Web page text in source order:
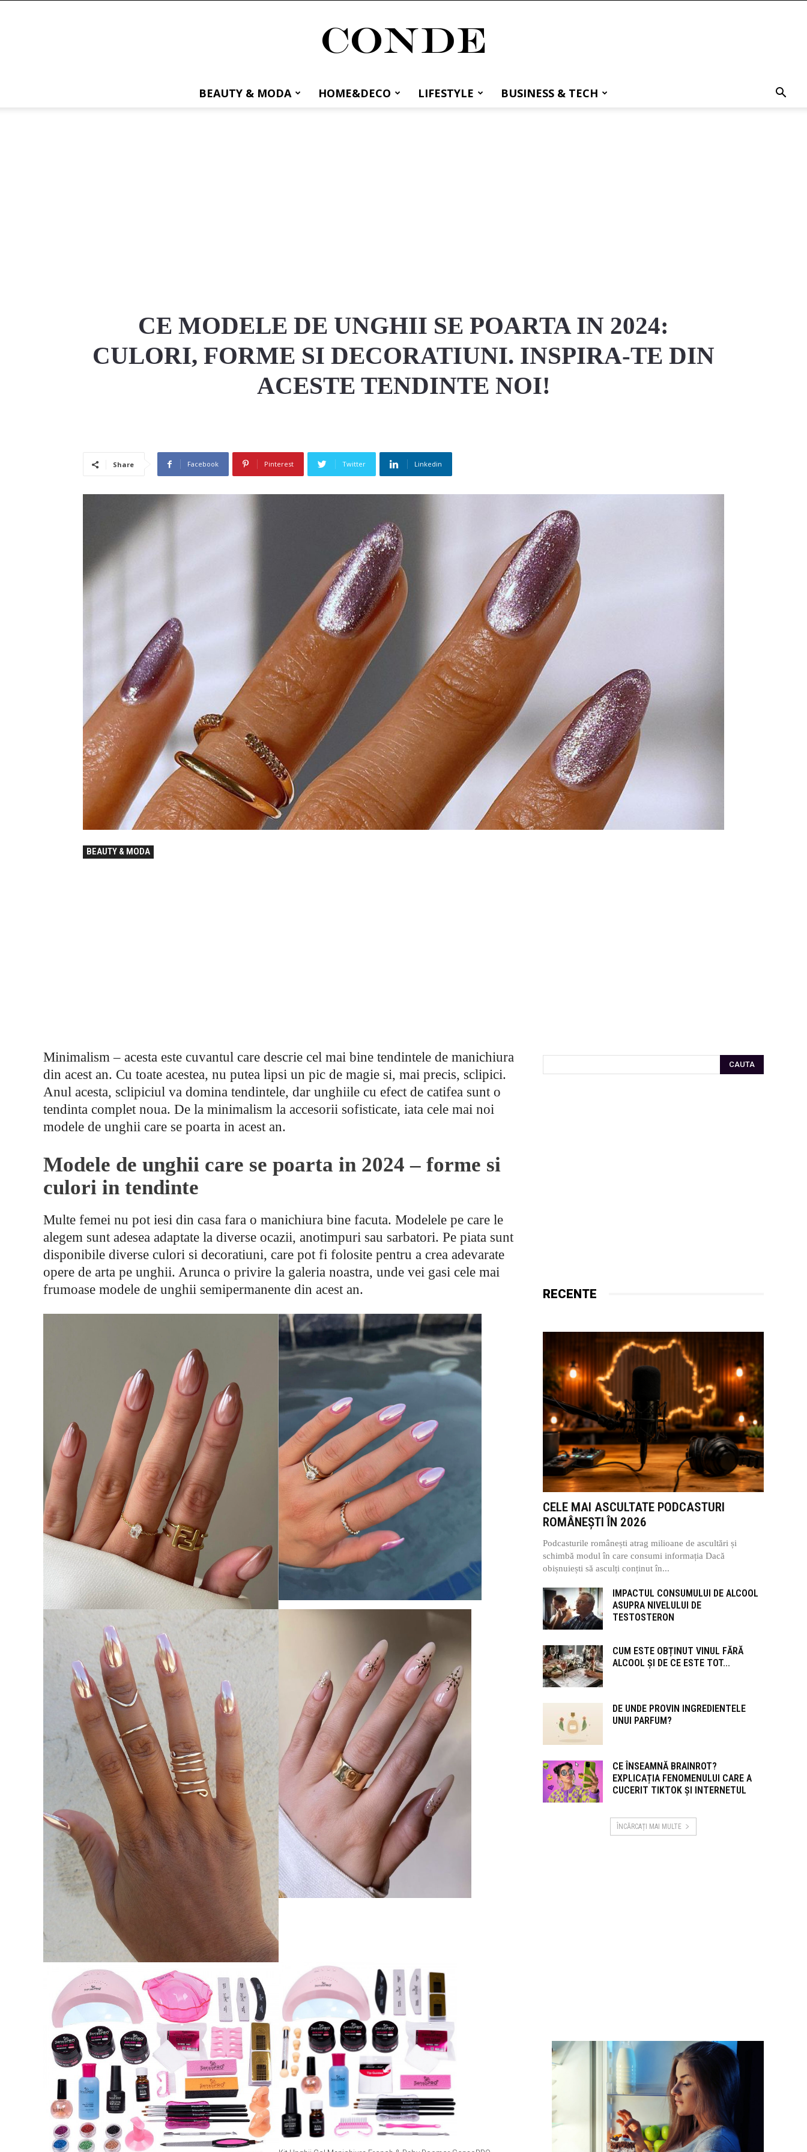
Conde
BEAUTY & MODA HOME&DECO LIFESTYLE BUSINESS & TECH
CE MODELE DE UNGHII SE POARTA IN 2024:
CULORI, FORME SI DECORATIUNI. INSPIRA-TE DIN
ACESTE TENDINTE NOI!
Share Facebook Pinterest Twitter Linkedin
BEAUTY & MODA
Minimalism – acesta este cuvantul care descrie cel mai bine tendintele de manichiura
din acest an. Cu toate acestea, nu putea lipsi un pic de magie si, mai precis, sclipici.
Anul acesta, sclipiciul va domina tendintele, dar unghiile cu efect de catifea sunt o
tendinta complet noua. De la minimalism la accesorii sofisticate, iata cele mai noi
modele de unghii care se poarta in acest an.
Modele de unghii care se poarta in 2024 – forme si
culori in tendinte
Multe femei nu pot iesi din casa fara o manichiura bine facuta. Modelele pe care le
alegem sunt adesea adaptate la diverse ocazii, anotimpuri sau sarbatori. Pe piata sunt
disponibile diverse culori si decoratiuni, care pot fi folosite pentru a crea adevarate
opere de arta pe unghii. Arunca o privire la galeria noastra, unde vei gasi cele mai
frumoase modele de unghii semipermanente din acest an.
CAUTA
RECENTE
CELE MAI ASCULTATE PODCASTURI
ROMÂNEȘTI ÎN 2026
Podcasturile românești atrag milioane de ascultări și
schimbă modul în care consumi informația Dacă
obișnuiești să asculți conținut în...
IMPACTUL CONSUMULUI DE ALCOOL
ASUPRA NIVELULUI DE
TESTOSTERON
CUM ESTE OBȚINUT VINUL FĂRĂ
ALCOOL ȘI DE CE ESTE TOT...
DE UNDE PROVIN INGREDIENTELE
UNUI PARFUM?
CE ÎNSEAMNĂ BRAINROT?
EXPLICAȚIA FENOMENULUI CARE A
CUCERIT TIKTOK ȘI INTERNETUL
ÎNCĂRCAȚI MAI MULTE